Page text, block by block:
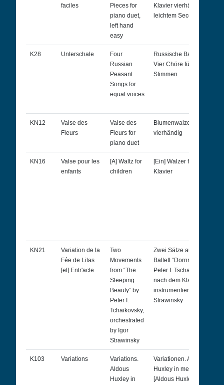
faciles
Pieces for
piano duet,
left hand
easy
Klavier vierhändig, mit
leichtem Seconda-Part
K28 Unterschale
Four
Russian
Peasant
Songs for
equal voices
Russische Bauernlieder.
Vier Chöre für gleiche
Stimmen
KN12
Valse des
Fleurs
Valse des
Fleurs for
piano duet
Blumenwalzer für Klavier
vierhändig
KN16
Valse pour les
enfants
[A] Waltz for
children
[Ein] Walzer für Kinder für
Klavier
KN21
Variation de la
Fée de Lilas
[et] Entr'acte
Two
Movements
from “The
Sleeping
Beauty” by
Peter I.
Tchaikovsky,
orchestrated
by Igor
Strawinsky
Zwei Sätze aus dem
Ballett “Dornröschen” von
Peter I. Tschaikowsky,
nach dem Klavierauszug
instrumentiert von Igor
Strawinsky
K103 Variations
Variations.
Aldous
Huxley in
Variationen. Aldous
Huxley in memoriam
[Aldous Huxley zum